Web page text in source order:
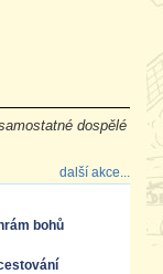
dospělé
další akce...
bohů